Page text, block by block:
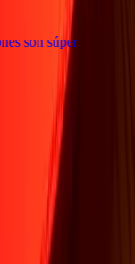
son súper
Sobre Nosotros
Acerca de
Política de privacidad
condiciones